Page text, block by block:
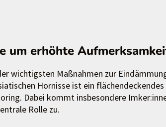
um erhöhte
wichtigsten Maßnahmen zur
Hornisse ist ein flächendeckendes
Dabei kommt insbesondere
Rolle zu.